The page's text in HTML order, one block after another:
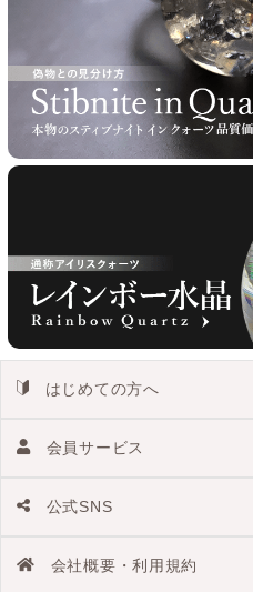
はじめての方へ
会員サービス
公式SNS
会社概要・利用規約